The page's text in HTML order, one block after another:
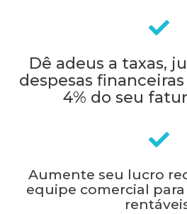
Dê adeus a taxas,
despesas
4% do seu
Aumente seu lucro
equipe comercial